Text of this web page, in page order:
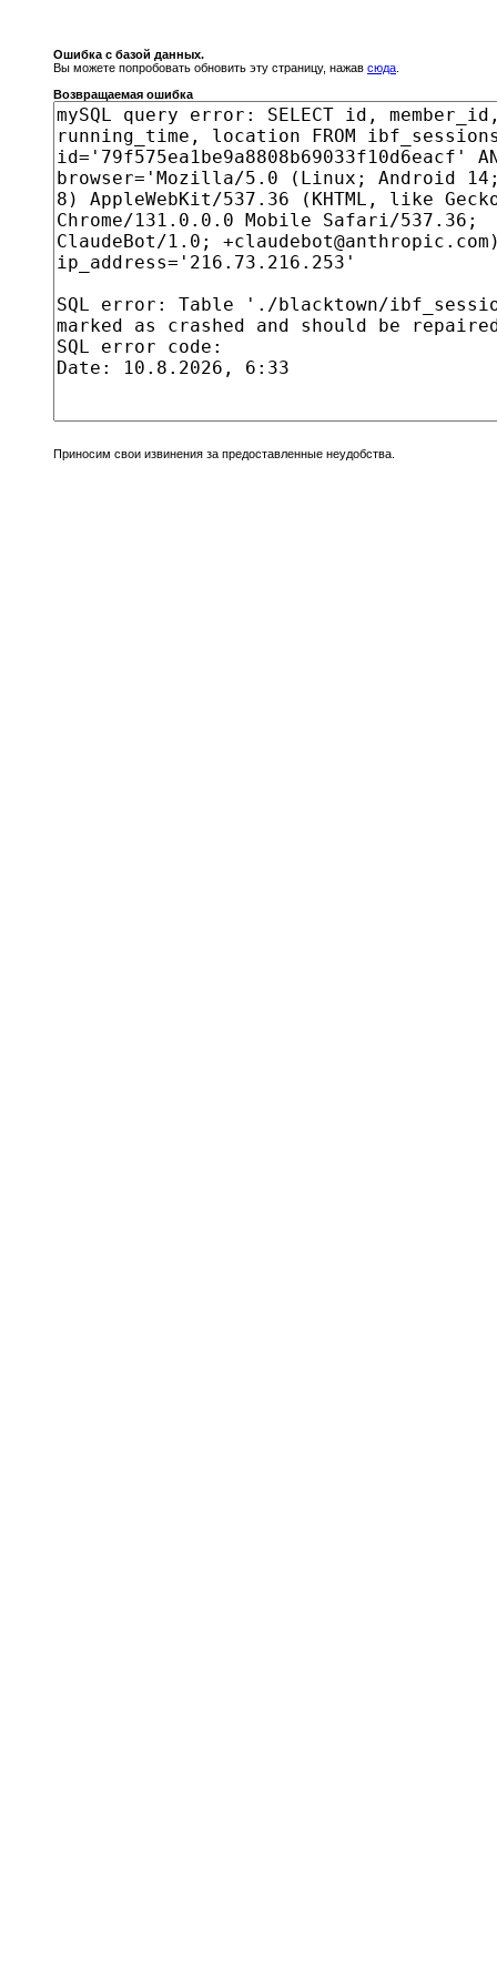
Ошибка с базой данных.
Вы можете попробовать обновить эту страницу, нажав сюда
Возвращаемая ошибка
Приносим свои извинения за предоставленные неудобства.